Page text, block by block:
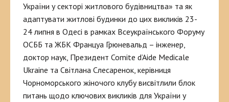
України у секторі житлового будівництва» та як
адаптувати житлові будинки до цих викликів 23-
24 липня в Одесі в рамках Всеукраїнського Форуму
ОСББ та ЖБК Француа Грюневальд – інженер,
доктор наук, Президент Comite d’Aide Medicale
Ukraine та Світлана Слесаренок, керівниця
Чорноморського жіночого клубу висвітлили блок
питань щодо ключових викликів для України у